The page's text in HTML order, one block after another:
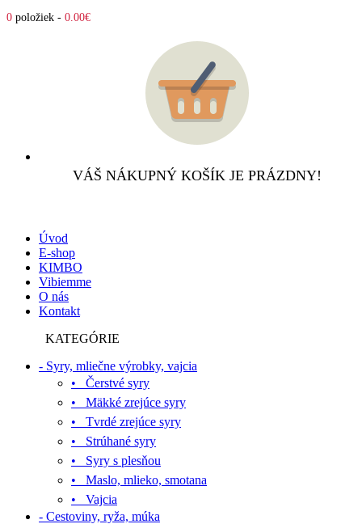
0 položiek - 0.00€
VÁŠ NÁKUPNÝ KOŠÍK JE PRÁZDNY!
Úvod
E-shop
KIMBO
Vibiemme
O nás
Kontakt
KATEGÓRIE
- Syry, mliečne výrobky, vajcia
• Čerstvé syry
• Mäkké zrejúce syry
• Tvrdé zrejúce syry
• Strúhané syry
• Syry s plesňou
• Maslo, mlieko, smotana
• Vajcia
- Cestoviny, ryža, múka